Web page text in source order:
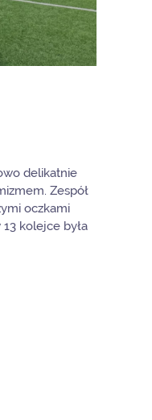
delikatnie
Zespół
oczkami
kolejce była